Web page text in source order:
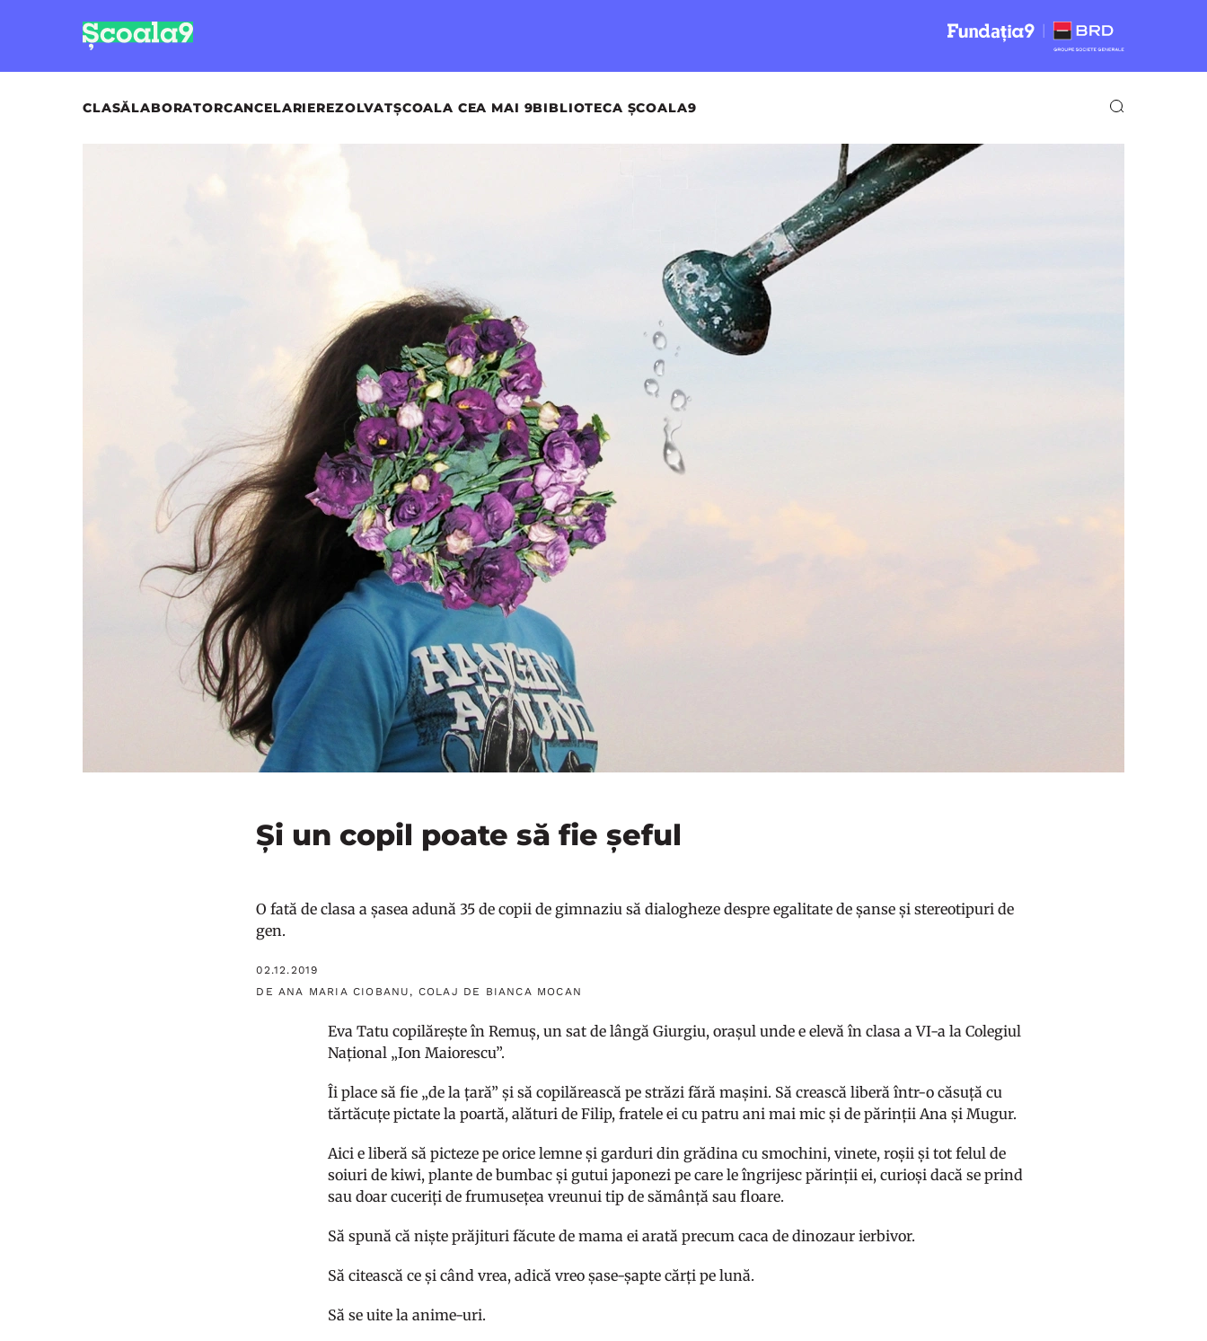
CLASĂLABORATORCANCELARIEREZOLVATȘCOALA CEA MAI 9BIBLIOTECA ȘCOALA9
Și un copil poate să fie șeful
O fată de clasa a șasea adună 35 de copii de gimnaziu să dialogheze despre egalitate de șanse și stereotipuri de
gen.
02.12.2019
DE ANA MARIA CIOBANU, COLAJ DE BIANCA MOCAN
Eva Tatu copilărește în Remuș, un sat de lângă Giurgiu, orașul unde e elevă în clasa a VI-a la Colegiul
Național „Ion Maiorescu”.
Îi place să fie „de la țară” și să copilărească pe străzi fără mașini. Să crească liberă într-o căsuță cu
tărtăcuțe pictate la poartă, alături de Filip, fratele ei cu patru ani mai mic și de părinții Ana și Mugur.
Aici e liberă să picteze pe orice lemne și garduri din grădina cu smochini, vinete, roșii și tot felul de
soiuri de kiwi, plante de bumbac și gutui japonezi pe care le îngrijesc părinții ei, curioși dacă se prind
sau doar cuceriți de frumusețea vreunui tip de sămânță sau floare.
Să spună că niște prăjituri făcute de mama ei arată precum caca de dinozaur ierbivor.
Să citească ce și când vrea, adică vreo șase-șapte cărți pe lună.
Să se uite la anime-uri.